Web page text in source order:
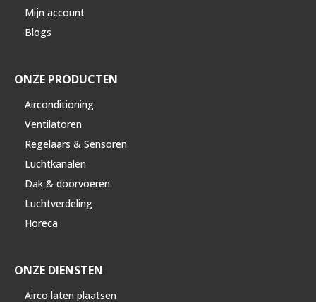
Mijn account
Blogs
ONZE PRODUCTEN
Airconditioning
Ventilatoren
Regelaars & Sensoren
Luchtkanalen
Dak & doorvoeren
Luchtverdeling
Horeca
ONZE DIENSTEN
Airco laten plaatsen